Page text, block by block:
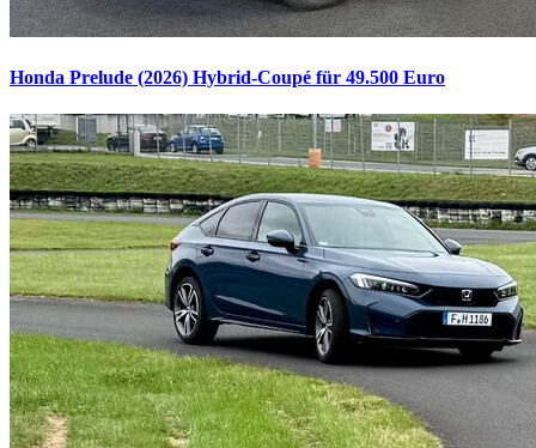
Honda Prelude (2026) Hybrid-Coupé für 49.500 Euro